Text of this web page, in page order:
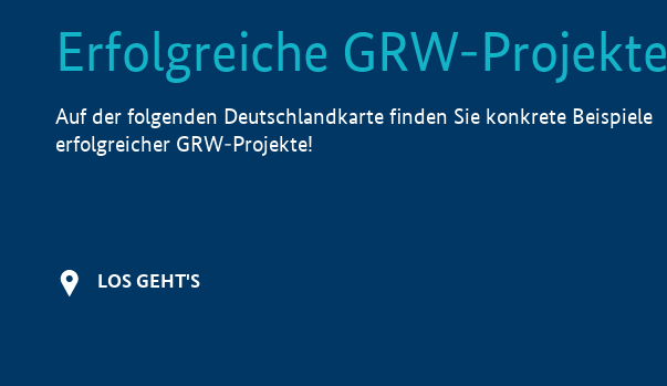
Erfolgreiche GRW-Projekte
Auf der folgenden Deutschlandkarte finden Sie konkrete Beispiele
erfolgreicher GRW-Projekte!
LOS GEHT'S